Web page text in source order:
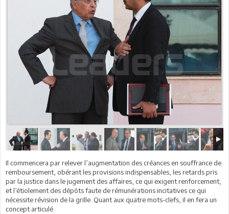
Il commencera par relever l’augmentation des créances en souffrance de
remboursement, obérant les provisions indispensables, les retards pris
par la justice dans le jugement des affaires, ce qui exigent renforcement,
et l’étiolement des dépôts faute de rémunérations incitatives ce qui
nécessite révision de la grille. Quant aux quatre mots-clefs, il en fera un
concept articulé.